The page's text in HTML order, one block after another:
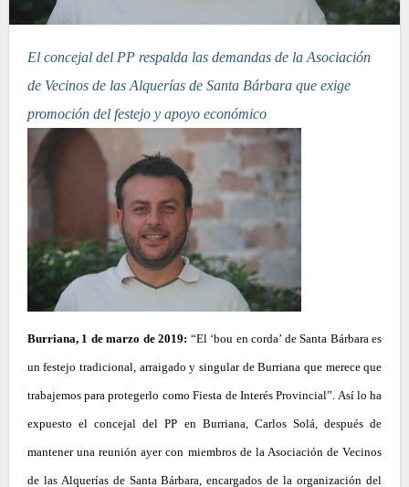
El concejal del PP respalda las demandas de la Asociación
de Vecinos de las Alquerías de Santa Bárbara que exige
promoción del festejo y apoyo económico
Burriana, 1 de marzo de 2019: “El ‘bou en corda’ de Santa Bárbara es
un festejo tradicional, arraigado y singular de Burriana que merece que
trabajemos para protegerlo como Fiesta de Interés Provincial”. Así lo ha
expuesto el concejal del PP en Burriana, Carlos Solá, después de
mantener una reunión ayer con miembros de la Asociación de Vecinos
de las Alquerías de Santa Bárbara, encargados de la organización del